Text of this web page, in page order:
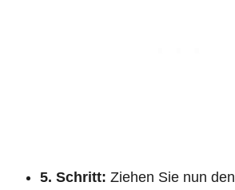
5. Schritt: Ziehen Sie nun den